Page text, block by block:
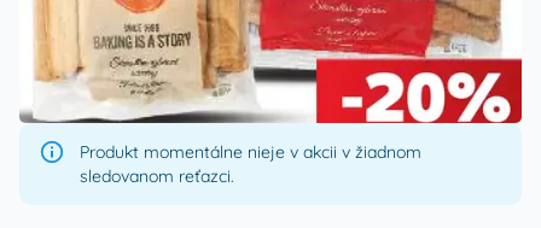
Produkt momentálne nieje v akcii v žiadnom
sledovanom reťazci.